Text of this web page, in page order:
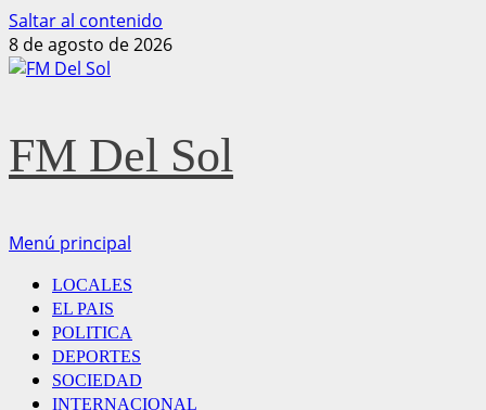
Saltar al contenido
8 de agosto de 2026
FM Del Sol
Menú principal
LOCALES
EL PAIS
POLITICA
DEPORTES
SOCIEDAD
INTERNACIONAL